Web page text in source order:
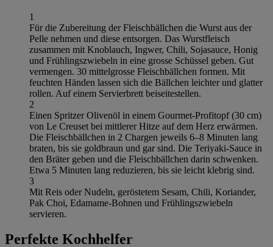
1
Für die Zubereitung der Fleischbällchen die Wurst aus der
Pelle nehmen und diese entsorgen. Das Wurstfleisch
zusammen mit Knoblauch, Ingwer, Chili, Sojasauce, Honig
und Frühlingszwiebeln in eine grosse Schüssel geben. Gut
vermengen. 30 mittelgrosse Fleischbällchen formen. Mit
feuchten Händen lassen sich die Bällchen leichter und glatter
rollen. Auf einem Servierbrett beiseitestellen.
2
Einen Spritzer Olivenöl in einem Gourmet-Profitopf (30 cm)
von Le Creuset bei mittlerer Hitze auf dem Herz erwärmen.
Die Fleischbällchen in 2 Chargen jeweils 6–8 Minuten lang
braten, bis sie goldbraun und gar sind. Die Teriyaki-Sauce in
den Bräter geben und die Fleischbällchen darin schwenken.
Etwa 5 Minuten lang reduzieren, bis sie leicht klebrig sind.
3
Mit Reis oder Nudeln, geröstetem Sesam, Chili, Koriander,
Pak Choi, Edamame-Bohnen und Frühlingszwiebeln
servieren.
Perfekte Kochhelfer